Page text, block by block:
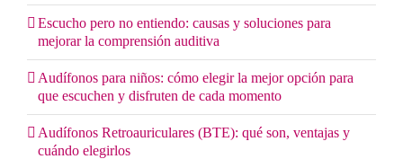
Escucho pero no entiendo: causas y soluciones para
mejorar la comprensión auditiva
Audífonos para niños: cómo elegir la mejor opción para
que escuchen y disfruten de cada momento
Audífonos Retroauriculares (BTE): qué son, ventajas y
cuándo elegirlos